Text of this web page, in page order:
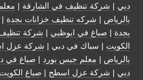
دبي | شركة تنظيف في الشارقة |
بالرياض | شركه تنظيف خزانات بجدة |
بجدة | صباغ في ابوظبي | شركة
الكويت | سباك في دبي | شركة عزل
بالرياض | معلم جبس بورد | صباغ في
دبي | شركة عزل اسطح | صباغ الكويت